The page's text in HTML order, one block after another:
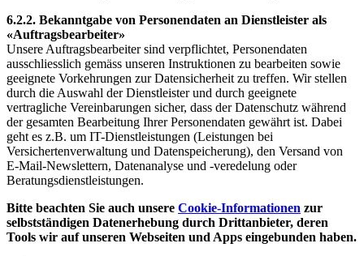
6.2.2. Bekanntgabe von Personendaten an Dienstleister als
«Auftragsbearbeiter»
Unsere Auftragsbearbeiter sind verpflichtet, Personendaten
ausschliesslich gemäss unseren Instruktionen zu bearbeiten sowie
geeignete Vorkehrungen zur Datensicherheit zu treffen. Wir stellen
durch die Auswahl der Dienstleister und durch geeignete
vertragliche Vereinbarungen sicher, dass der Datenschutz während
der gesamten Bearbeitung Ihrer Personendaten gewährt ist. Dabei
geht es z.B. um IT-Dienstleistungen (Leistungen bei
Versichertenverwaltung und Datenspeicherung), den Versand von
E-Mail-Newslettern, Datenanalyse und -veredelung oder
Beratungsdienstleistungen.
Bitte beachten Sie auch unsere Cookie-Informationen zur
selbstständigen Datenerhebung durch Drittanbieter, deren
Tools wir auf unseren Webseiten und Apps eingebunden haben.